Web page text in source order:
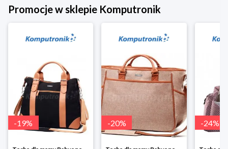
Promocje w sklepie Komputronik
-19% -20% -24%